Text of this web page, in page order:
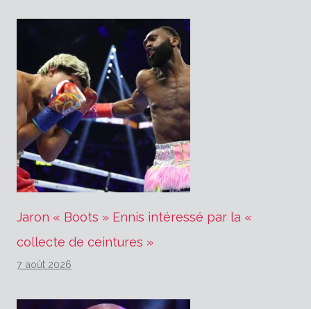
Jaron « Boots » Ennis intéressé par la «
collecte de ceintures »
7 août 2026